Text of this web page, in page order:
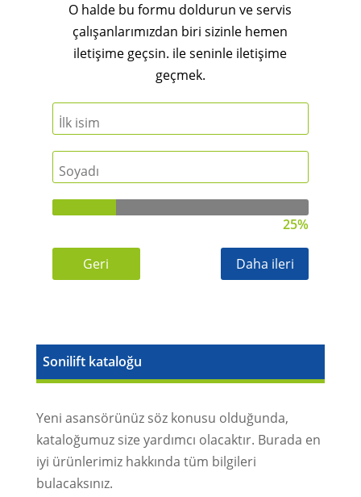
O halde bu formu doldurun ve servis
çalışanlarımızdan biri sizinle hemen
iletişime geçsin. ile seninle iletişime
geçmek.
25%
Geri Daha ileri
Sonilift kataloğu
Yeni asansörünüz söz konusu olduğunda,
kataloğumuz size yardımcı olacaktır. Burada en
iyi ürünlerimiz hakkında tüm bilgileri
bulacaksınız.